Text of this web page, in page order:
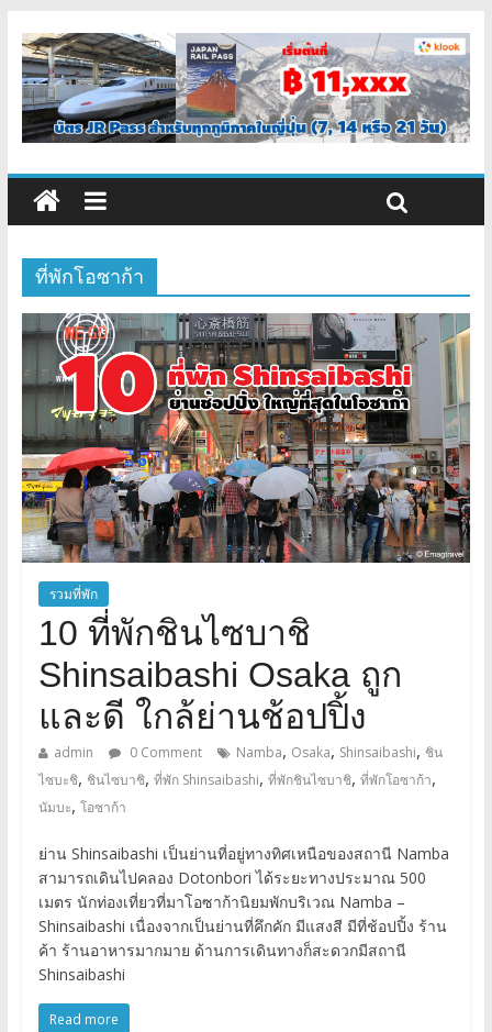
ที่พักโอซาก้า
รวมที่พัก
10 ที่พักชินไซบาชิ
Shinsaibashi Osaka ถูก
และดี ใกล้ย่านช้อปปิ้ง
admin 0 Comment Namba, Osaka, Shinsaibashi, ชิน
ไซบะชิ, ชินไซบาชิ, ที่พัก Shinsaibashi, ที่พักชินไซบาชิ, ที่พักโอซาก้า,
นัมบะ, โอซาก้า
ย่าน Shinsaibashi เป็นย่านที่อยู่ทางทิศเหนือของสถานี Namba
สามารถเดินไปคลอง Dotonbori ได้ระยะทางประมาณ 500
เมตร นักท่องเที่ยวที่มาโอซาก้านิยมพักบริเวณ Namba –
Shinsaibashi เนื่องจากเป็นย่านที่คึกคัก มีแสงสี มีที่ช้อปปิ้ง ร้าน
ค้า ร้านอาหารมากมาย ด้านการเดินทางก็สะดวกมีสถานี
Shinsaibashi
Read more